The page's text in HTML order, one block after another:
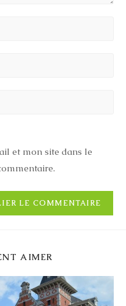
et mon site dans le
AIMER